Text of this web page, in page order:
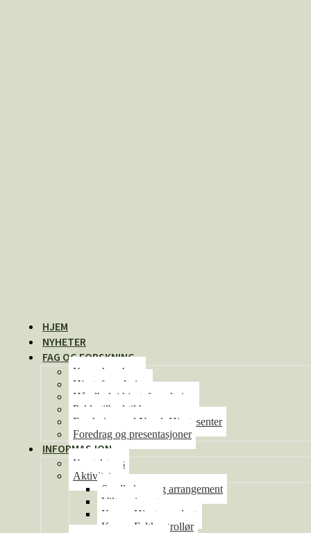
HJEM
NYHETER
FAG OG FORSKNING
Kunnskapsbase
Hjorteforvaltning
Håndbok i hjorteforvaltning
Pakketilbud til kommunene
Forskning ved Norsk Hjortesenter
Foredrag og presentasjoner
INFORMASJON
Kontakt oss
Aktiviteter
Se alle kurs og arrangement
Viltseminaret
Kurs – Hjorteoppdrett
Kurs – Feltkontrollør